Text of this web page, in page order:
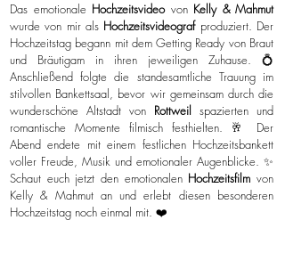
Das emotionale Hochzeitsvideovon Kelly & Mahmut
wurde von mir als Hochzeitsvideograf produziert. Der
Hochzeitstag begann mit dem Getting Ready von Braut
und Bräutigam in ihren jeweiligen Zuhause. 💍
Anschließend folgte die standesamtliche Trauung im
stilvollen Bankettsaal, bevor wir gemeinsam durch die
wunderschöne Altstadt von Rottweil spazierten und
romantische Momente filmisch festhielten. 🥂 Der
Abend endete mit einem festlichen Hochzeitsbankett
voller Freude, Musik und emotionaler Augenblicke. ✨
Schaut euch jetzt den emotionalen Hochzeitsfilmvon
Kelly & Mahmut an und erlebt diesen besonderen
Hochzeitstag noch einmal mit. ❤️